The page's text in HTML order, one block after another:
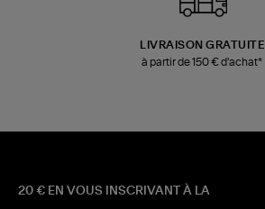
LIVRAISON GRATUITE
à partir de 150 € d'achat*
20 € EN VOUS INSCRIVANT À LA